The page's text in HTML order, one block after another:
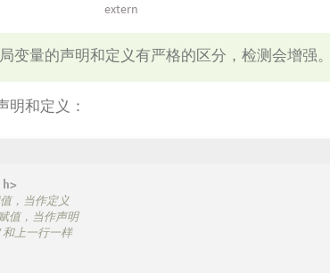
extern
变量的声明和定义有严格的区分，检测会增强
明和定义：
，当作定义
值，当作声明
上一行一样